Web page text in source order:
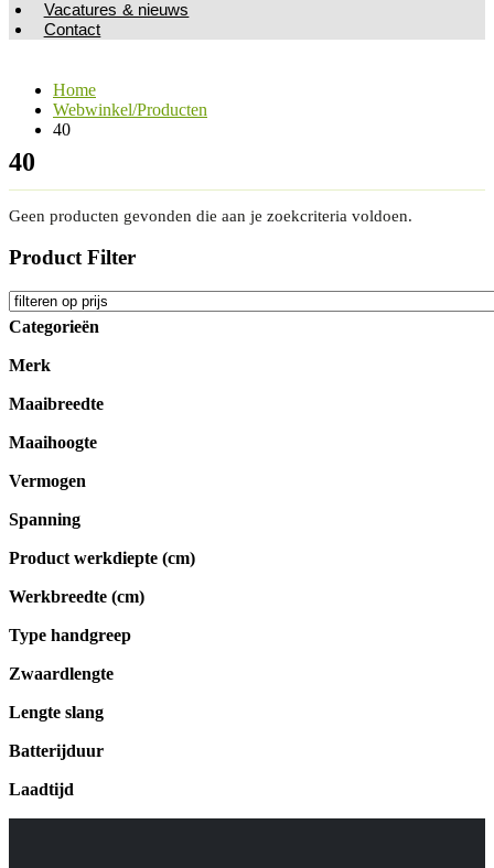
Vacatures & nieuws
Contact
Home
Webwinkel/Producten
40
40
Geen producten gevonden die aan je zoekcriteria voldoen.
Product Filter
Categorieën
Merk
Maaibreedte
Maaihoogte
Vermogen
Spanning
Product werkdiepte (cm)
Werkbreedte (cm)
Type handgreep
Zwaardlengte
Lengte slang
Batterijduur
Laadtijd